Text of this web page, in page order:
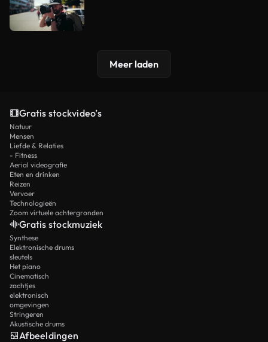
Meer laden
Gratis stockvideo’s
Natuur
Mensen
Liefde & Relaties
- Fitness
Aerial videografie
Eten en drinken
Reizen
Vervoer
Technologieën
Zoom virtuele achtergronden
Gratis stockmuziek
Synthese
Elektronische drums
sleutels
Het piano
Cinematisch
zachtjes
elektronisch
omgevingen
Stringeren
Akustische drums
Afbeeldingen